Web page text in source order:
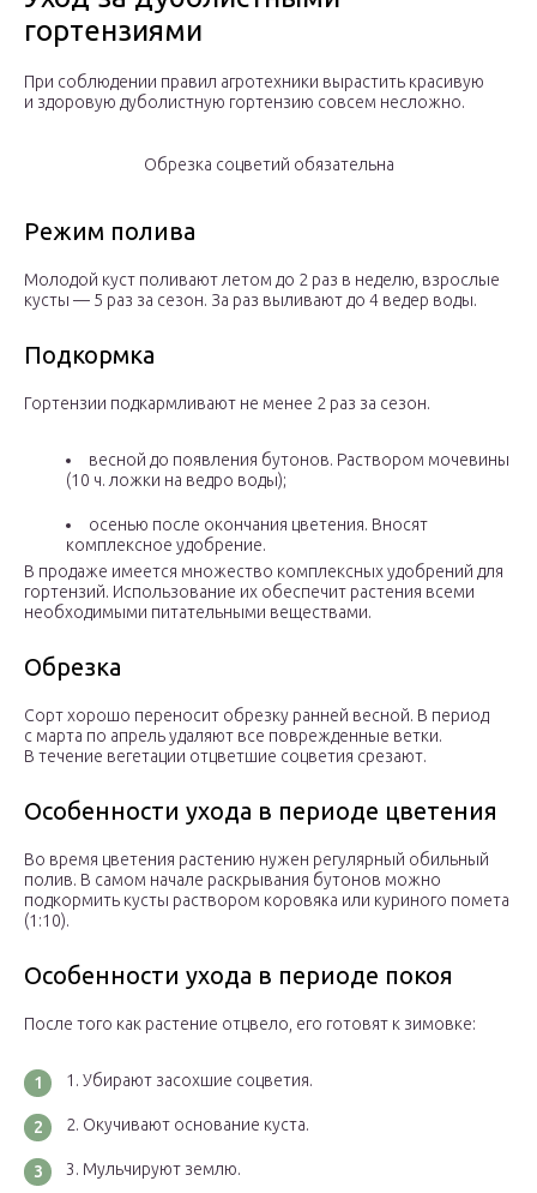
гортензиями
При соблюдении правил агротехники вырастить красивую
и здоровую дуболистную гортензию совсем несложно.
Обрезка соцветий обязательна
Режим полива
Молодой куст поливают летом до 2 раз в неделю, взрослые
кусты — 5 раз за сезон. За раз выливают до 4 ведер воды.
Подкормка
Гортензии подкармливают не менее 2 раз за сезон.
весной до появления бутонов. Раствором мочевины
(10 ч. ложки на ведро воды);
осенью после окончания цветения. Вносят
комплексное удобрение.
В продаже имеется множество комплексных удобрений для
гортензий. Использование их обеспечит растения всеми
необходимыми питательными веществами.
Обрезка
Сорт хорошо переносит обрезку ранней весной. В период
с марта по апрель удаляют все поврежденные ветки.
В течение вегетации отцветшие соцветия срезают.
Особенности ухода в периоде цветения
Во время цветения растению нужен регулярный обильный
полив. В самом начале раскрывания бутонов можно
подкормить кусты раствором коровяка или куриного помета
(1:10).
Особенности ухода в периоде покоя
После того как растение отцвело, его готовят к зимовке:
Убирают засохшие соцветия.
Окучивают основание куста.
Мульчируют землю.